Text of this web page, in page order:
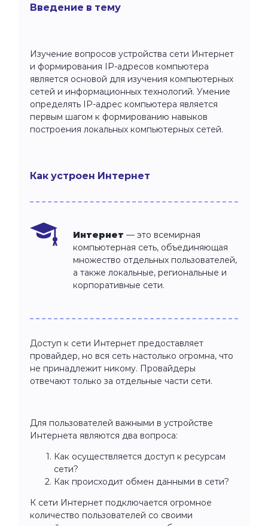
Введение в тему
Изучение вопросов устройства сети Интернет
и формирования IP-адресов компьютера
является основой для изучения компьютерных
сетей и информационных технологий. Умение
определять IP-адрес компьютера является
первым шагом к формированию навыков
построения локальных компьютерных сетей.
Как устроен Интернет
Интернет — это всемирная
компьютерная сеть, объединяющая
множество отдельных пользователей,
а также локальные, региональные и
корпоративные сети.
Доступ к сети Интернет предоставляет
провайдер, но вся сеть настолько огромна, что
не принадлежит никому. Провайдеры
отвечают только за отдельные части сети.
Для пользователей важными в устройстве
Интернета являются два вопроса:
Как осуществляется доступ к ресурсам
сети?
Как происходит обмен данными в сети?
К сети Интернет подключается огромное
количество пользователей со своими